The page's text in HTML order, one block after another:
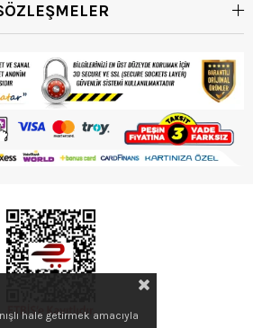
hale getirmek amacıyla